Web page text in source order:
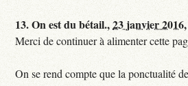
13.On est du bétail.,23 janvier
Merci de continuer à alimenter cette
On se rend compte que la ponctualité